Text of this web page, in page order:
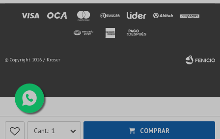
1 COMPRAR
© Copyright 2026 / Kroser